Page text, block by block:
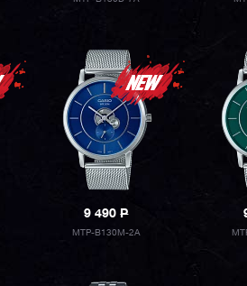
9 490P
MTP-B130M-2A